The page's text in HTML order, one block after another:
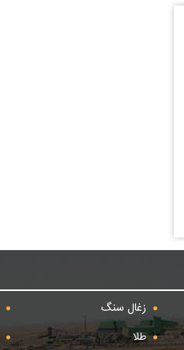
زغال سنگ
طلا